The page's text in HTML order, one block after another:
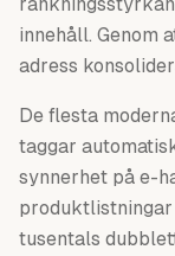
innehåll. Genom
adress
De flesta
taggar
synnerhet på e-
tusentals